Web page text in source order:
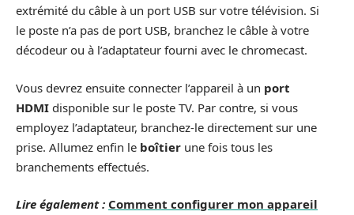
extrémité du câble à un port USB sur votre télévision. Si
le poste n’a pas de port USB, branchez le câble à votre
décodeur ou à l’adaptateur fourni avec le chromecast.
Vous devrez ensuite connecter l’appareil à un port
HDMI disponible sur le poste TV. Par contre, si vous
employez l’adaptateur, branchez-le directement sur une
prise. Allumez enfin le boîtier une fois tous les
branchements effectués.
Lire également : Comment configurer mon appareil